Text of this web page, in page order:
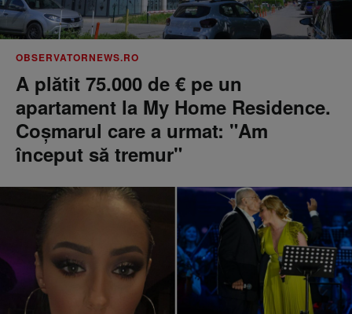
OBSERVATORNEWS.RO
A plătit 75.000 de € pe un
apartament la My Home Residence.
Coşmarul care a urmat: "Am
început să tremur"